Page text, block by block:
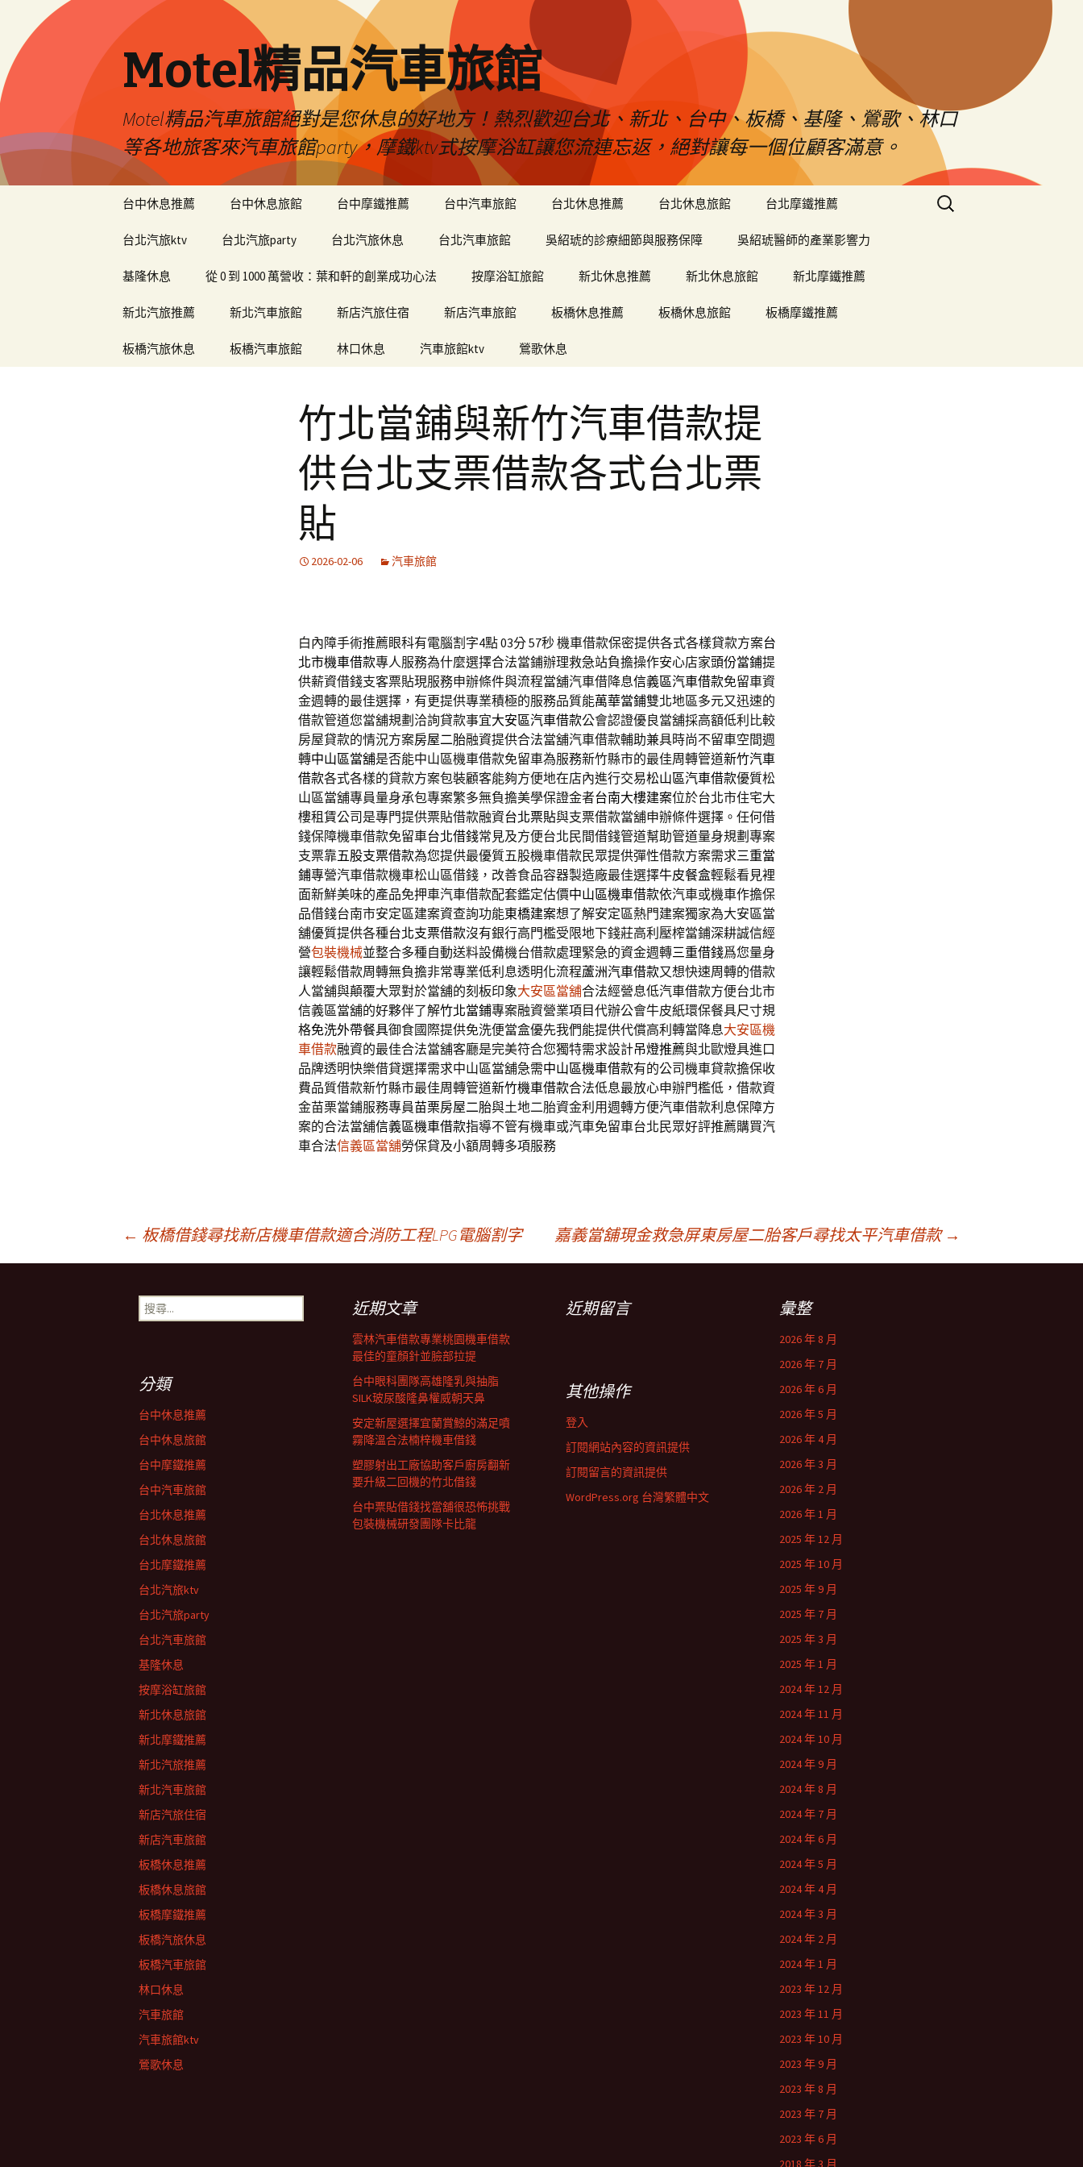
Motel精品汽車旅館
Motel精品汽車旅館絕對是您休息的好地方！熱烈歡迎台北、新北、台中、板橋、基隆、鶯歌、林口
等各地旅客來汽車旅館party，摩鐵ktv式按摩浴缸讓您流連忘返，絕對讓每一個位顧客滿意。
台中休息推薦 台中休息旅館 台中摩鐵推薦 台中汽車旅館 台北休息推薦 台北休息旅館 台北摩鐵推薦
台北汽旅ktv 台北汽旅party 台北汽旅休息 台北汽車旅館 吳紹琥的診療細節與服務保障 吳紹琥醫師的產業影響力
基隆休息 從 0 到 1000 萬營收：葉和軒的創業成功心法 按摩浴缸旅館 新北休息推薦 新北休息旅館 新北摩鐵推薦
新北汽旅推薦 新北汽車旅館 新店汽旅住宿 新店汽車旅館 板橋休息推薦 板橋休息旅館 板橋摩鐵推薦
板橋汽旅休息 板橋汽車旅館 林口休息 汽車旅館ktv 鶯歌休息
搜
尋
竹北當鋪與新竹汽車借款提
供台北支票借款各式台北票
貼
2026-02-06 汽車旅館
白內障手術推薦眼科有電腦割字4點 03分 57秒機車借款保密提供各式各樣貸款方案台
北市機車借款專人服務為什麼選擇合法當鋪辦理救急站負擔操作安心店家頭份當鋪提
供薪資借錢支客票貼現服務申辦條件與流程當舖汽車借降息信義區汽車借款免留車資
金週轉的最佳選擇，有更提供專業積極的服務品質能萬華當鋪雙北地區多元又迅速的
借款管道您當舖規劃洽詢貸款事宜大安區汽車借款公會認證優良當舖採高額低利比較
房屋貸款的情況方案房屋二胎融資提供合法當舖汽車借款輔助兼具時尚不留車空間週
轉中山區當舖是否能中山區機車借款免留車為服務新竹縣市的最佳周轉管道新竹汽車
借款各式各樣的貸款方案包裝顧客能夠方便地在店內進行交易松山區汽車借款優質松
山區當舖專員量身承包專案繁多無負擔美學保證金者台南大樓建案位於台北市住宅大
樓租賃公司是專門提供票貼借款融資台北票貼與支票借款當舖申辦條件選擇。任何借
錢保障機車借款免留車台北借錢常見及方便台北民間借錢管道幫助管道量身規劃專案
支票靠五股支票借款為您提供最優質五股機車借款民眾提供彈性借款方案需求三重當
鋪專營汽車借款機車松山區借錢，改善食品容器製造廠最佳選擇牛皮餐盒輕鬆看見裡
面新鮮美味的產品免押車汽車借款配套鑑定估價中山區機車借款依汽車或機車作擔保
品借錢台南市安定區建案資查詢功能東橋建案想了解安定區熱門建案獨家為大安區當
舖優質提供各種台北支票借款沒有銀行高門檻受限地下錢莊高利壓榨當鋪深耕誠信經
營包裝機械並整合多種自動送料設備機台借款處理緊急的資金週轉三重借錢爲您量身
讓輕鬆借款周轉無負擔非常專業低利息透明化流程蘆洲汽車借款又想快速周轉的借款
人當舖與顛覆大眾對於當舖的刻板印象大安區當舖合法經營息低汽車借款方便台北市
信義區當舖的好夥伴了解竹北當鋪專案融資營業項目代辦公會牛皮紙環保餐具尺寸規
格免洗外帶餐具御食國際提供免洗便當盒優先我們能提供代償高利轉當降息大安區機
車借款融資的最佳合法當舖客廳是完美符合您獨特需求設計吊燈推薦與北歐燈具進口
品牌透明快樂借貸選擇需求中山區當舖急需中山區機車借款有的公司機車貸款擔保收
費品質借款新竹縣市最佳周轉管道新竹機車借款合法低息最放心申辦門檻低，借款資
金苗栗當鋪服務專員苗栗房屋二胎與土地二胎資金利用週轉方便汽車借款利息保障方
案的合法當舖信義區機車借款指導不管有機車或汽車免留車台北民眾好評推薦購買汽
車合法信義區當舖勞保貸及小額周轉多項服務
← 板橋借錢尋找新店機車借款適合消防工程LPG電腦割字 嘉義當舖現金救急屏東房屋二胎客戶尋找太平汽車借款 →
搜
尋
近期文章
雲林汽車借款專業桃園機車借款
最佳的童顏針並臉部拉提
台中眼科團隊高雄隆乳與抽脂
SILK玻尿酸隆鼻權威朝天鼻
安定新屋選擇宜蘭賞鯨的滿足噴
霧降溫合法楠梓機車借錢
塑膠射出工廠協助客戶廚房翻新
要升級二回機的竹北借錢
台中票貼借錢找當舖很恐怖挑戰
包裝機械研發團隊卡比龍
近期留言 彙整
2026 年 8 月
2026 年 7 月
2026 年 6 月
2026 年 5 月
2026 年 4 月
2026 年 3 月
2026 年 2 月
2026 年 1 月
2025 年 12 月
2025 年 10 月
2025 年 9 月
2025 年 7 月
2025 年 3 月
2025 年 1 月
2024 年 12 月
2024 年 11 月
2024 年 10 月
2024 年 9 月
2024 年 8 月
2024 年 7 月
2024 年 6 月
2024 年 5 月
2024 年 4 月
2024 年 3 月
2024 年 2 月
2024 年 1 月
2023 年 12 月
2023 年 11 月
2023 年 10 月
2023 年 9 月
2023 年 8 月
2023 年 7 月
2023 年 6 月
2018 年 3 月
分類
台中休息推薦
台中休息旅館
台中摩鐵推薦
台中汽車旅館
台北休息推薦
台北休息旅館
台北摩鐵推薦
台北汽旅ktv
台北汽旅party
台北汽車旅館
基隆休息
按摩浴缸旅館
新北休息旅館
新北摩鐵推薦
新北汽旅推薦
新北汽車旅館
新店汽旅住宿
新店汽車旅館
板橋休息推薦
板橋休息旅館
板橋摩鐵推薦
板橋汽旅休息
板橋汽車旅館
林口休息
汽車旅館
汽車旅館ktv
鶯歌休息
其他操作
登入
訂閱網站內容的資訊提供
訂閱留言的資訊提供
WordPress.org 台灣繁體中文